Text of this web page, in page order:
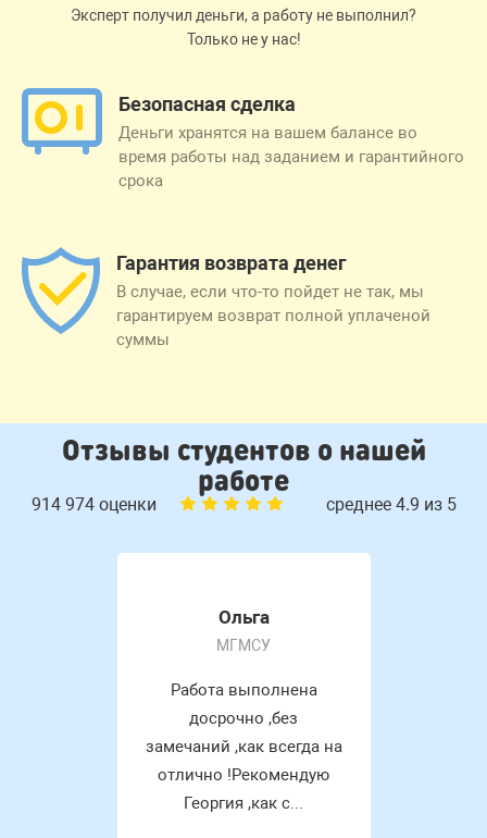
Эксперт получил деньги, а работу не выполнил?
Только не у нас!
Безопасная сделка
Деньги хранятся на вашем балансе во
время работы над заданием и гарантийного
срока
Гарантия возврата денег
В случае, если что-то пойдет не так, мы
гарантируем возврат полной уплаченой
суммы
Отзывы студентов о нашей
работе
914 974 оценки среднее 4.9 из 5
Ольга
МГМСУ
Работа выполнена
досрочно ,без
замечаний ,как всегда на
отлично !Рекомендую
Георгия ,как с...